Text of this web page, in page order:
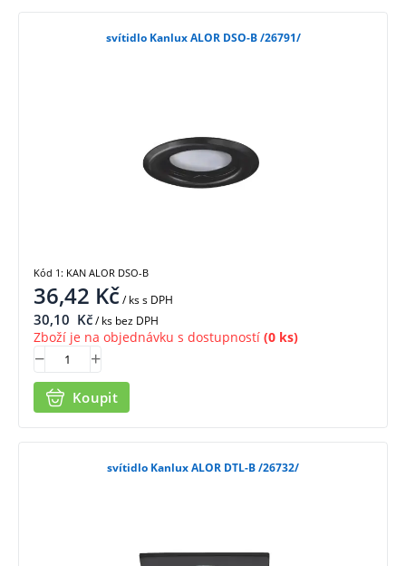
svítidlo Kanlux ALOR DSO-B /26791/
36,42 Kč/ kss DPH
30,10 Kč/ ks bez DPH
Zboží je na objednávku s dostupností (0 ks)
Koupit
Kód 1: KAN ALOR DSO-B
svítidlo Kanlux ALOR DTL-B /26732/